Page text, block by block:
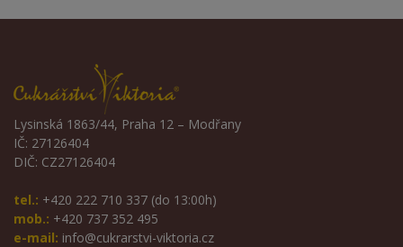
Lysinská 1863/44, Praha 12 – Modřany
IČ: 27126404
DIČ: CZ27126404
tel.: +420 222 710 337 (do 13:00h)
mob.: +420 737 352 495
e-mail: info@cukrarstvi-viktoria.cz